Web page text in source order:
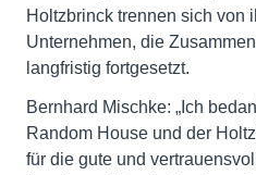
Holtzbrinck trennen sich von
Unternehmen, die
langfristig fortgesetzt.
Bernhard Mischke: „Ich
Random House und der
für die gute und